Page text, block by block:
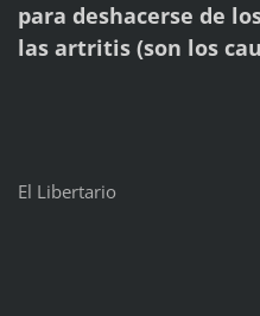
para deshacerse de
las artritis (son los
El Libertario